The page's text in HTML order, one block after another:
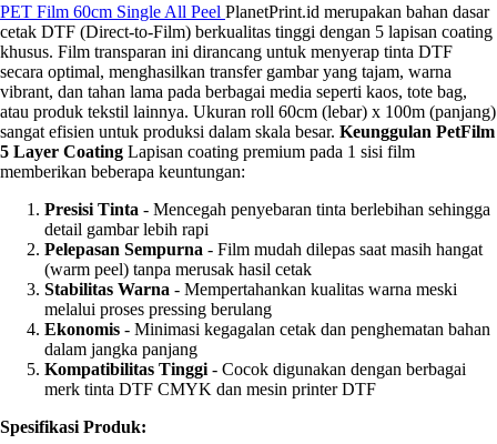
PET Film 60cm Single All Peel PlanetPrint.id merupakan bahan dasar
cetak DTF (Direct-to-Film) berkualitas tinggi dengan 5 lapisan coating
khusus. Film transparan ini dirancang untuk menyerap tinta DTF
secara optimal, menghasilkan transfer gambar yang tajam, warna
vibrant, dan tahan lama pada berbagai media seperti kaos, tote bag,
atau produk tekstil lainnya. Ukuran roll 60cm (lebar) x 100m (panjang)
sangat efisien untuk produksi dalam skala besar. Keunggulan PetFilm
5 Layer Coating Lapisan coating premium pada 1 sisi film
memberikan beberapa keuntungan:
Presisi Tinta - Mencegah penyebaran tinta berlebihan sehingga
detail gambar lebih rapi
Pelepasan Sempurna - Film mudah dilepas saat masih hangat
(warm peel) tanpa merusak hasil cetak
Stabilitas Warna - Mempertahankan kualitas warna meski
melalui proses pressing berulang
Ekonomis - Minimasi kegagalan cetak dan penghematan bahan
dalam jangka panjang
Kompatibilitas Tinggi - Cocok digunakan dengan berbagai
merk tinta DTF CMYK dan mesin printer DTF
Spesifikasi Produk: